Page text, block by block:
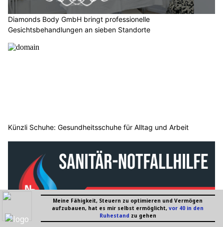
Diamonds Body GmbH bringt professionelle
Gesichtsbehandlungen an sieben Standorte
Künzli Schuhe: Gesundheitsschuhe für Alltag und Arbeit